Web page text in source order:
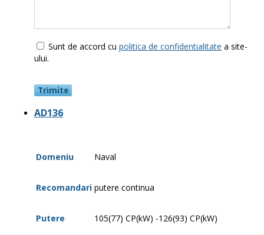
Sunt de accord cu politica de confidentialitate a site-
ului.
AD136
Domeniu Naval
Recomandari putere continua
Putere 105(77) CP(kW) -126(93) CP(kW)